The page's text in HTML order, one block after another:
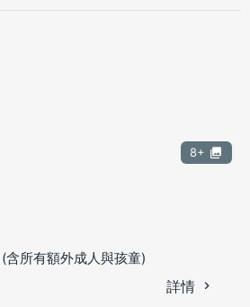
8+
含所有額外成人與孩童)
詳情